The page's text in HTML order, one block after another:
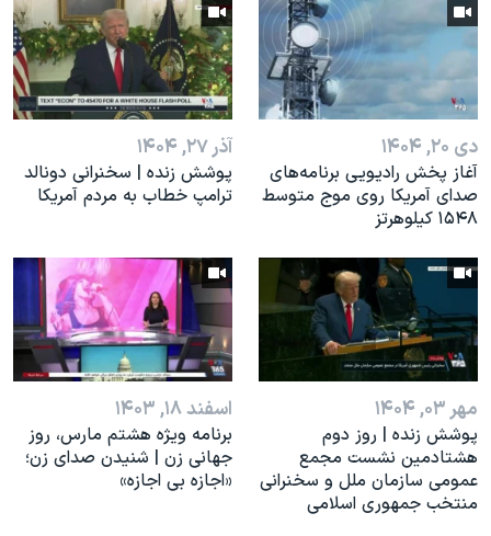
نرگس محمدی برنده جایزه نوبل صلح
همایش محافظه‌کاران آمریکا «سی‌پک»
صفحه‌های ویژه
سفر پرزیدنت ترامپ به چین دی ۲۰, ۱۴۰۴
آغاز پخش رادیویی برنامه‌های
صدای آمریکا روی موج متوسط
۱۵۴۸ کیلوهرتز
آذر ۲۷, ۱۴۰۴
پوشش زنده | سخنرانی دونالد
ترامپ خطاب به مردم آمریکا
مهر ۰۳, ۱۴۰۴
پوشش زنده | روز دوم
هشتادمین نشست مجمع
عمومی سازمان ملل و سخنرانی
منتخب جمهوری اسلامی
اسفند ۱۸, ۱۴۰۳
برنامه ویژه هشتم مارس، روز
جهانی زن | شنیدن صدای زن؛
«اجازه بی اجازه»